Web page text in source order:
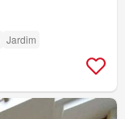
Jardim